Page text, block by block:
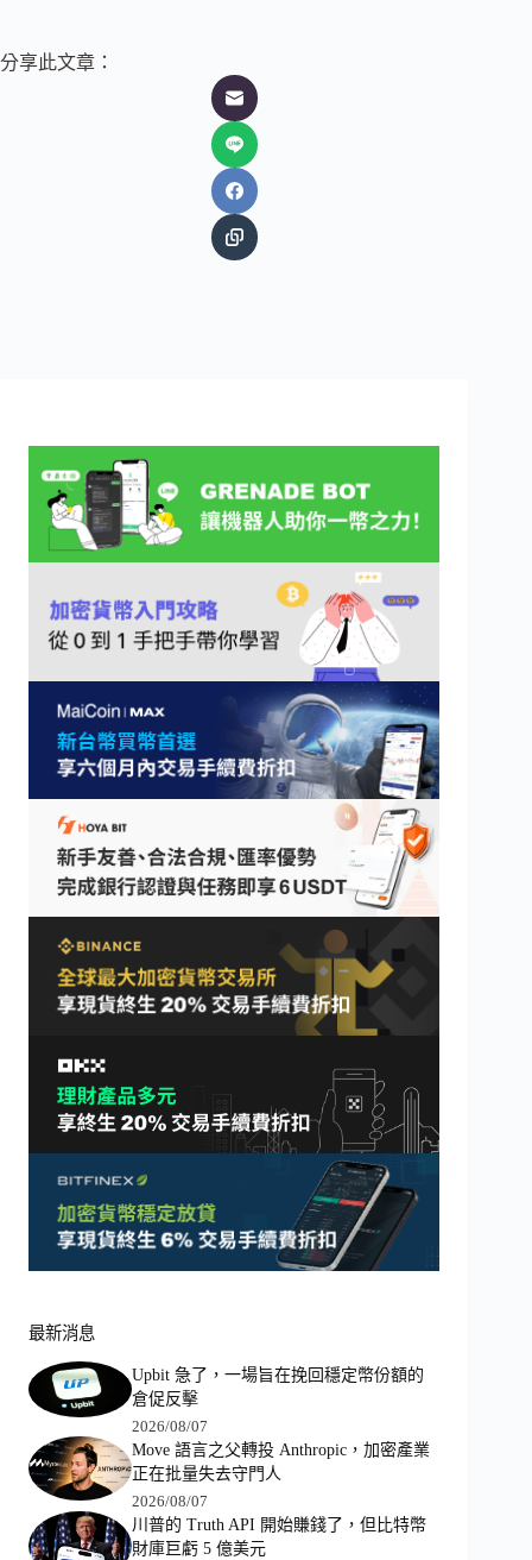
分享此文章：
最新消息
Upbit 急了，一場旨在挽回穩定幣份額的
倉促反擊
2026/08/07
Move 語言之父轉投 Anthropic，加密產業
正在批量失去守門人
2026/08/07
川普的 Truth API 開始賺錢了，但比特幣
財庫巨虧 5 億美元